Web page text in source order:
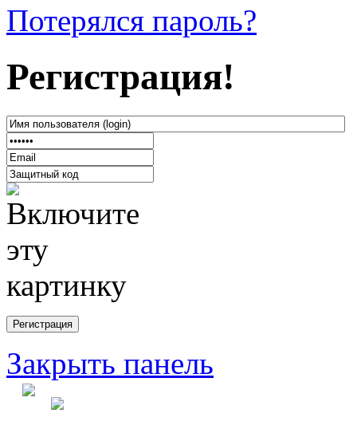
Потерялся пароль?
Регистрация!
Закрыть панель